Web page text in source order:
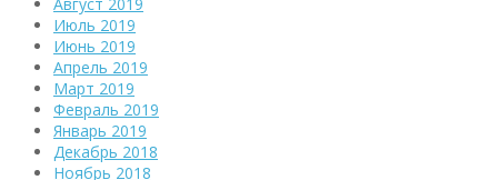
Август 2019
Июль 2019
Июнь 2019
Апрель 2019
Март 2019
Февраль 2019
Январь 2019
Декабрь 2018
Ноябрь 2018